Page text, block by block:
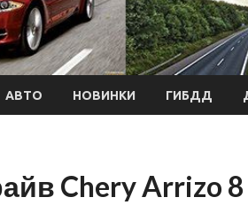
АВТО НОВИНКИ ГИБДД
Chery Arrizo 8